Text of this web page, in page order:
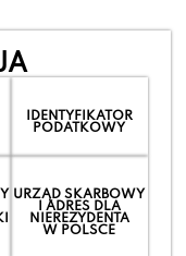
IDENTYFIKATOR
PODATKOWY
URZĄD SKARBOWY
I ADRES DLA
NIEREZYDENTA
W POLSCE